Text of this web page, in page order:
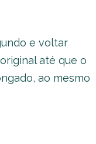
e voltar
até que o
ao mesmo